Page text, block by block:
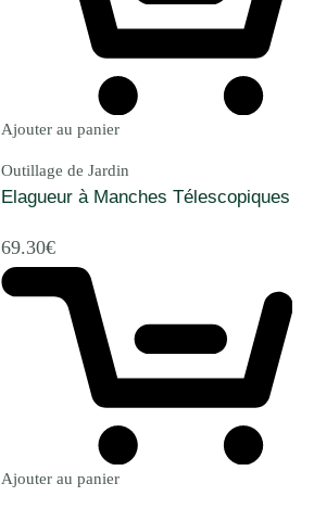
Ajouter au panier
Outillage de Jardin
Elagueur à Manches Télescopiques
69.30€
Ajouter au panier